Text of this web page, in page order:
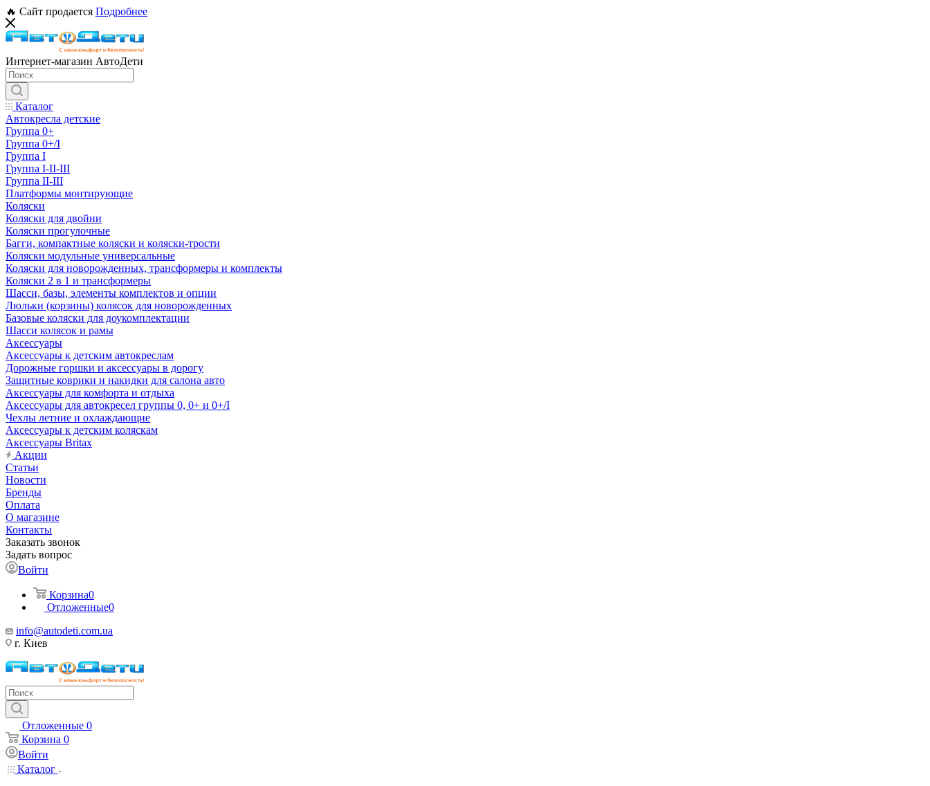
🔥 Сайт продается Подробнее
Интернет-магазин АвтоДети
Каталог
Автокресла детские
Группа 0+
Группа 0+/I
Группа I
Группа I-II-III
Группа II-III
Платформы монтирующие
Коляски
Коляски для двойни
Коляски прогулочные
Багги, компактные коляски и коляски-трости
Коляски модульные универсальные
Коляски для новорожденных, трансформеры и комплекты
Коляски 2 в 1 и трансформеры
Шасси, базы, элементы комплектов и опции
Люльки (корзины) колясок для новорожденных
Базовые коляски для доукомплектации
Шасси колясок и рамы
Аксессуары
Аксессуары к детским автокреслам
Дорожные горшки и аксессуары в дорогу
Защитные коврики и накидки для салона авто
Аксессуары для комфорта и отдыха
Аксессуары для автокресел группы 0, 0+ и 0+/I
Чехлы летние и охлаждающие
Аксессуары к детским коляскам
Аксессуары Britax
Акции
Статьи
Новости
Бренды
Оплата
О магазине
Контакты
Заказать звонок
Задать вопрос
Войти
Корзина0
Отложенные0
info@autodeti.com.ua
г. Киев
Отложенные 0
Корзина 0
Войти
Каталог